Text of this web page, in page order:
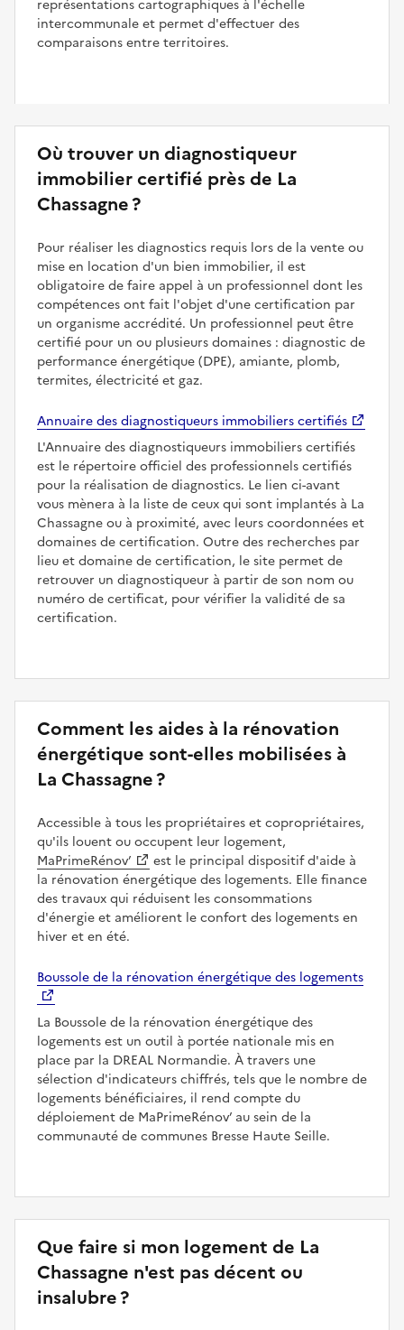
représentations cartographiques à l'échelle
intercommunale et permet d'effectuer des
comparaisons entre territoires.
Où trouver un diagnostiqueur
immobilier certifié près de La
Chassagne ?
Pour réaliser les diagnostics requis lors de la vente ou
mise en location d'un bien immobilier, il est
obligatoire de faire appel à un professionnel dont les
compétences ont fait l'objet d'une certification par
un organisme accrédité. Un professionnel peut être
certifié pour un ou plusieurs domaines : diagnostic de
performance énergétique (DPE), amiante, plomb,
termites, électricité et gaz.
Annuaire des diagnostiqueurs immobiliers certifiés
L'Annuaire des diagnostiqueurs immobiliers certifiés
est le répertoire officiel des professionnels certifiés
pour la réalisation de diagnostics. Le lien ci-avant
vous mènera à la liste de ceux qui sont implantés à La
Chassagne ou à proximité, avec leurs coordonnées et
domaines de certification. Outre des recherches par
lieu et domaine de certification, le site permet de
retrouver un diagnostiqueur à partir de son nom ou
numéro de certificat, pour vérifier la validité de sa
certification.
Comment les aides à la rénovation
énergétique sont-elles mobilisées à
La Chassagne ?
Accessible à tous les propriétaires et copropriétaires,
qu'ils louent ou occupent leur logement,
MaPrimeRénov’
est le principal dispositif d'aide à
la rénovation énergétique des logements. Elle finance
des travaux qui réduisent les consommations
d'énergie et améliorent le confort des logements en
hiver et en été.
Boussole de la rénovation énergétique des logements
La Boussole de la rénovation énergétique des
logements est un outil à portée nationale mis en
place par la DREAL Normandie. À travers une
sélection d'indicateurs chiffrés, tels que le nombre de
logements bénéficiaires, il rend compte du
déploiement de MaPrimeRénov’ au sein de la
communauté de communes Bresse Haute Seille.
Que faire si mon logement de La
Chassagne n'est pas décent ou
insalubre ?